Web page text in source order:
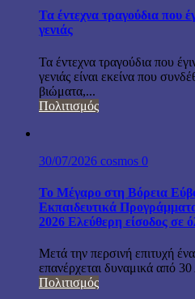
Τα έντεχνα τραγούδια που
γενιάς
Τα έντεχνα τραγούδια που
γενιάς είναι εκείνα που
βιώματα,...
Πολιτισμός
30/07/2026 cosmos 0
Το Μέγαρο στη Βόρεια
Εκπαιδευτικά
2026 Ελεύθερη είσοδος σε
Μετά την περσινή επιτυχή
επανέρχεται δυναμικά από
Πολιτισμός